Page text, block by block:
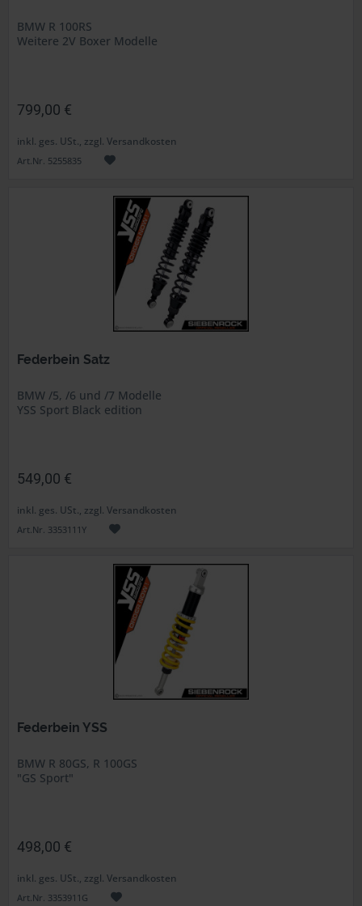
BMW R 100RS
Weitere 2V Boxer Modelle
799,00 €
inkl. ges. USt., zzgl. Versandkosten
Art.Nr. 5255835
Federbein Satz
BMW /5, /6 und /7 Modelle
YSS Sport Black edition
549,00 €
inkl. ges. USt., zzgl. Versandkosten
Art.Nr. 3353111Y
Federbein YSS
BMW R 80GS, R 100GS
"GS Sport"
498,00 €
inkl. ges. USt., zzgl. Versandkosten
Art.Nr. 3353911G